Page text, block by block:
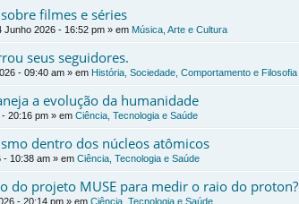
filmes e séries
Junho 2026 - 16:52 pm » em Música, Arte e Cultura
seus seguidores.
- 09:40 am » em História, Sociedade, Comportamento e Filosofia
a evolução da humanidade
- 20:16 pm » em Ciência, Tecnologia e Saúde
dentro dos núcleos atômicos
- 10:38 am » em Ciência, Tecnologia e Saúde
do projeto MUSE para medir o raio do proton?
- 20:14 pm » em Ciência, Tecnologia e Saúde